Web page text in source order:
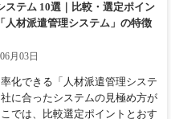
ステム 10選｜比較・選定ポイン
人材派遣管理システム」の特徴
月03日
化できる「人材派遣管理システ
に合ったシステムの見極め方が
では、比較選定ポイントとおす